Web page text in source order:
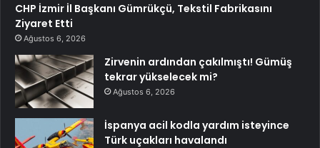
CHP İzmir İl Başkanı Gümrükçü, Tekstil Fabrikasını
Ziyaret Etti
Ağustos 6, 2026
Zirvenin ardından çakılmıştı! Gümüş
tekrar yükselecek mi?
Ağustos 6, 2026
İspanya acil kodla yardım isteyince
Türk uçakları havalandı